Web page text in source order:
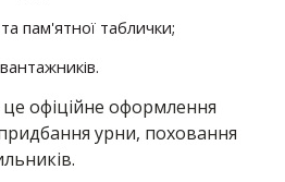
пам'ятної таблички;
офіційне оформлення
урни, поховання